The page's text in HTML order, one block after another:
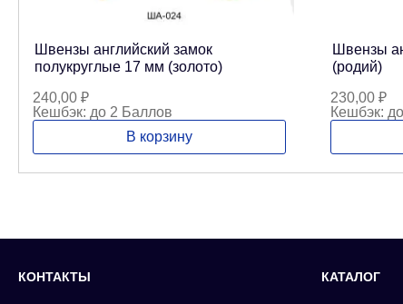
Швензы английский замок
полукруглые 17 мм (золото)
240,00 ₽
Кешбэк: до 2 Баллов
В корзину
Швензы
(родий)
230,00 ₽
Кешбэк:
КОНТАКТЫ КАТАЛОГ